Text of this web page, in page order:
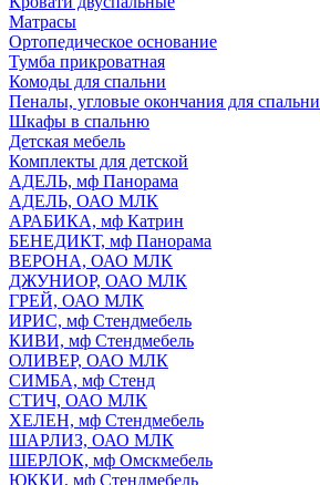
Матрасы
Ортопедическое основание
Тумба прикроватная
Комоды для спальни
Пеналы, угловые окончания для спальни
Шкафы в спальню
Детская мебель
Комплекты для детской
АДЕЛЬ, мф Панорама
АДЕЛЬ, ОАО МЛК
АРАБИКА, мф Катрин
БЕНЕДИКТ, мф Панорама
ВЕРОНА, ОАО МЛК
ДЖУНИОР, ОАО МЛК
ГРЕЙ, ОАО МЛК
ИРИС, мф Стендмебель
КИВИ, мф Стендмебель
ОЛИВЕР, ОАО МЛК
СИМБА, мф Стенд
СТИЧ, ОАО МЛК
ХЕЛЕН, мф Стендмебель
ШАРЛИЗ, ОАО МЛК
ШЕРЛОК, мф Омскмебель
ЮККИ, мф Стендмебель